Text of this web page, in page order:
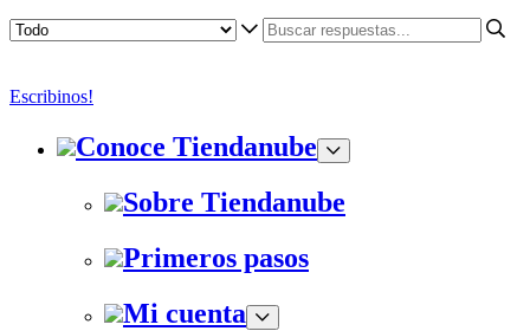
Escribinos!
Conoce Tiendanube
Sobre Tiendanube
Primeros pasos
Mi cuenta